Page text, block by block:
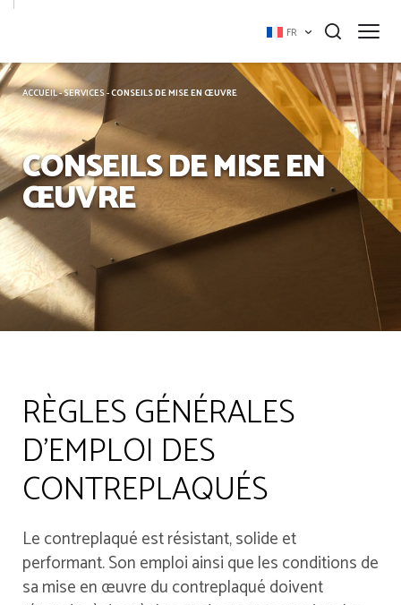
FR
ACCUEIL-SERVICES-CONSEILS DE MISE EN ŒUVRE
CONSEILS DE MISE EN
ŒUVRE
RÈGLES GÉNÉRALES
D’EMPLOI DES
CONTREPLAQUÉS
Le contreplaqué est résistant, solide et
performant. Son emploi ainsi que les conditions de
sa mise en œuvre du contreplaqué doivent
Panneau de gestion des cookies